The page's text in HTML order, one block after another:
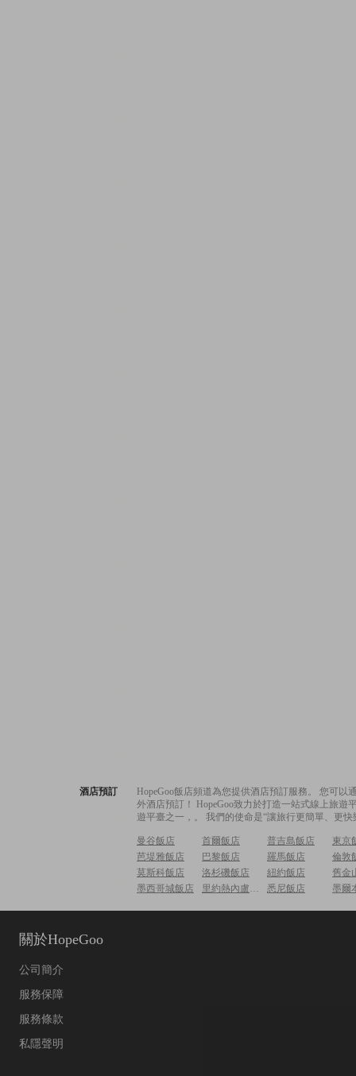
酒店預訂
HopeGoo飯店頻道為您提供酒店預訂服務。 您可
外酒店預訂！ HopeGoo致力於打造一站式線上旅
遊平臺之一，。 我們的使命是“讓旅行更簡單、更
曼谷飯店 首爾飯店 普吉島飯店
東京
芭堤雅飯店
巴黎飯店 羅馬飯店
倫敦
莫斯科飯店
洛杉磯飯店 紐約飯店
舊金
墨西哥城飯店
里約熱內盧飯店 悉尼飯店 墨爾
關於HopeGoo
公司簡介
服務保障
服務條款
私隱聲明